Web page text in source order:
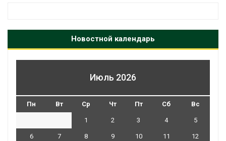
Новостной календарь
Июль 2026
Пн Вт Ср Чт Пт Сб Вс
1 2 3 4 5
6 7 8 9 10 11 12